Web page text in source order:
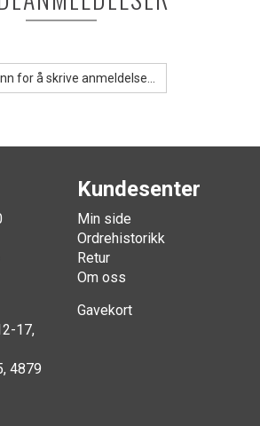
for å skrive anmeldelse...
17,
4879
Kundesenter
Min side
Ordrehistorikk
Retur
Om oss
Gavekort